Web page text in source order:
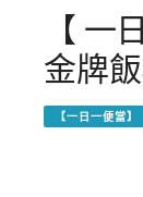
【
金牌
【一日一便當】